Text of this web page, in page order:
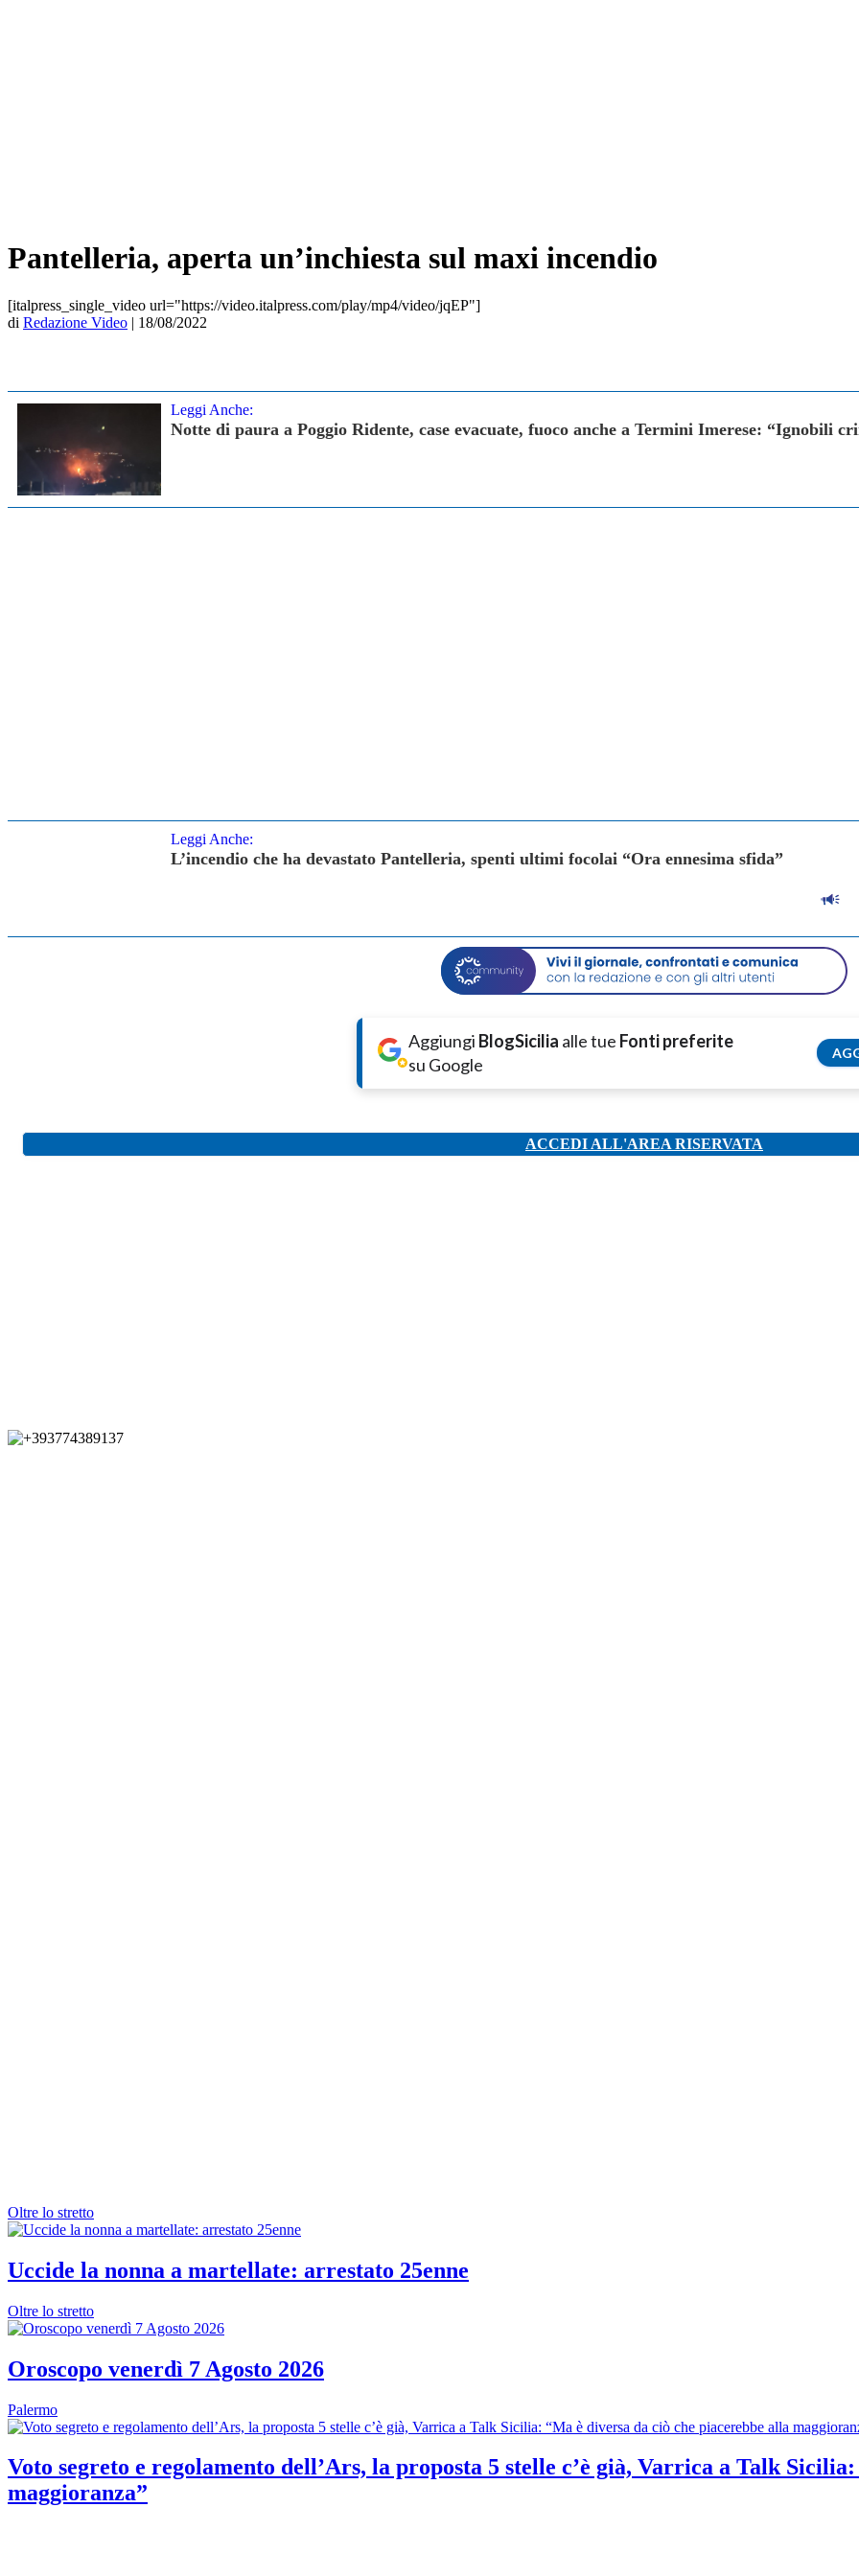
Pantelleria, aperta un’inchiesta sul maxi incendio
[italpress_single_video url="https://video.italpress.com/play/mp4/video/jqEP"]
di Redazione Video | 18/08/2022
Leggi Anche:
Notte di paura a Poggio Ridente, case evacuate, fuoco anche a Termini Imerese: “Ignobili
Leggi Anche:
L’incendio che ha devastato Pantelleria, spenti ultimi focolai “Ora ennesima sfida”
Aggiungi BlogSicilia alle tue Fonti preferite
su Google
ACCEDI ALL'AREA RISERVATA
Oltre lo stretto
Uccide la nonna a martellate: arrestato 25enne
Oltre lo stretto
Oroscopo venerdì 7 Agosto 2026
Palermo
Voto segreto e regolamento dell’Ars, la proposta 5 stelle c’è già, Varrica a Talk
maggioranza”